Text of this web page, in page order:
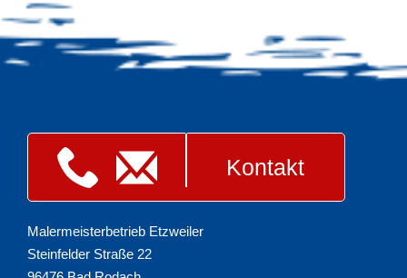
Kontakt
Malermeisterbetrieb Etzweiler
Steinfelder Straße 22